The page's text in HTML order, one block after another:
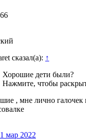
сказал(а): ↑
Хорошие дети были?
Нажмите, чтобы
, мне лично галочек
мар 2022